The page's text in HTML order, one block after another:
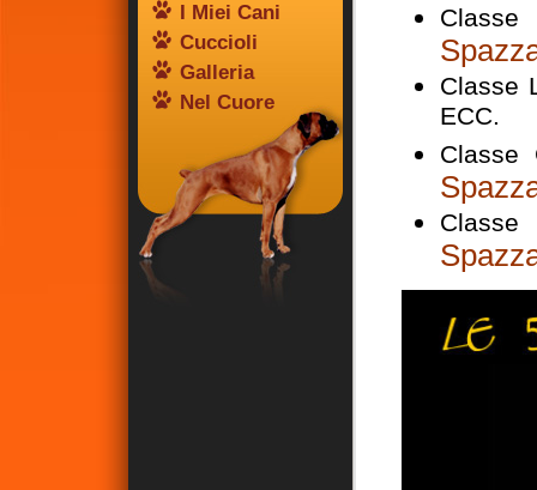
I Miei Cani
Cuccioli
Galleria
Nel Cuore
Classe
Classe
ECC.
Classe
Classe